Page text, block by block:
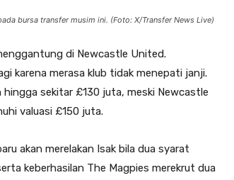
bursa transfer musim ini. (Foto: X/Transfer News Live)
di Newcastle United.
karena merasa klub tidak menepati janji.
sekitar £130 juta, meski Newcastle
valuasi £150 juta.
akan merelakan Isak bila dua syarat
keberhasilan The Magpies merekrut dua